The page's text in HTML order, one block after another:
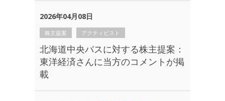
2026年04月08日
株主提案 アクティビスト
北海道中央バスに対する株主提案：
東洋経済さんに当方のコメントが掲
載